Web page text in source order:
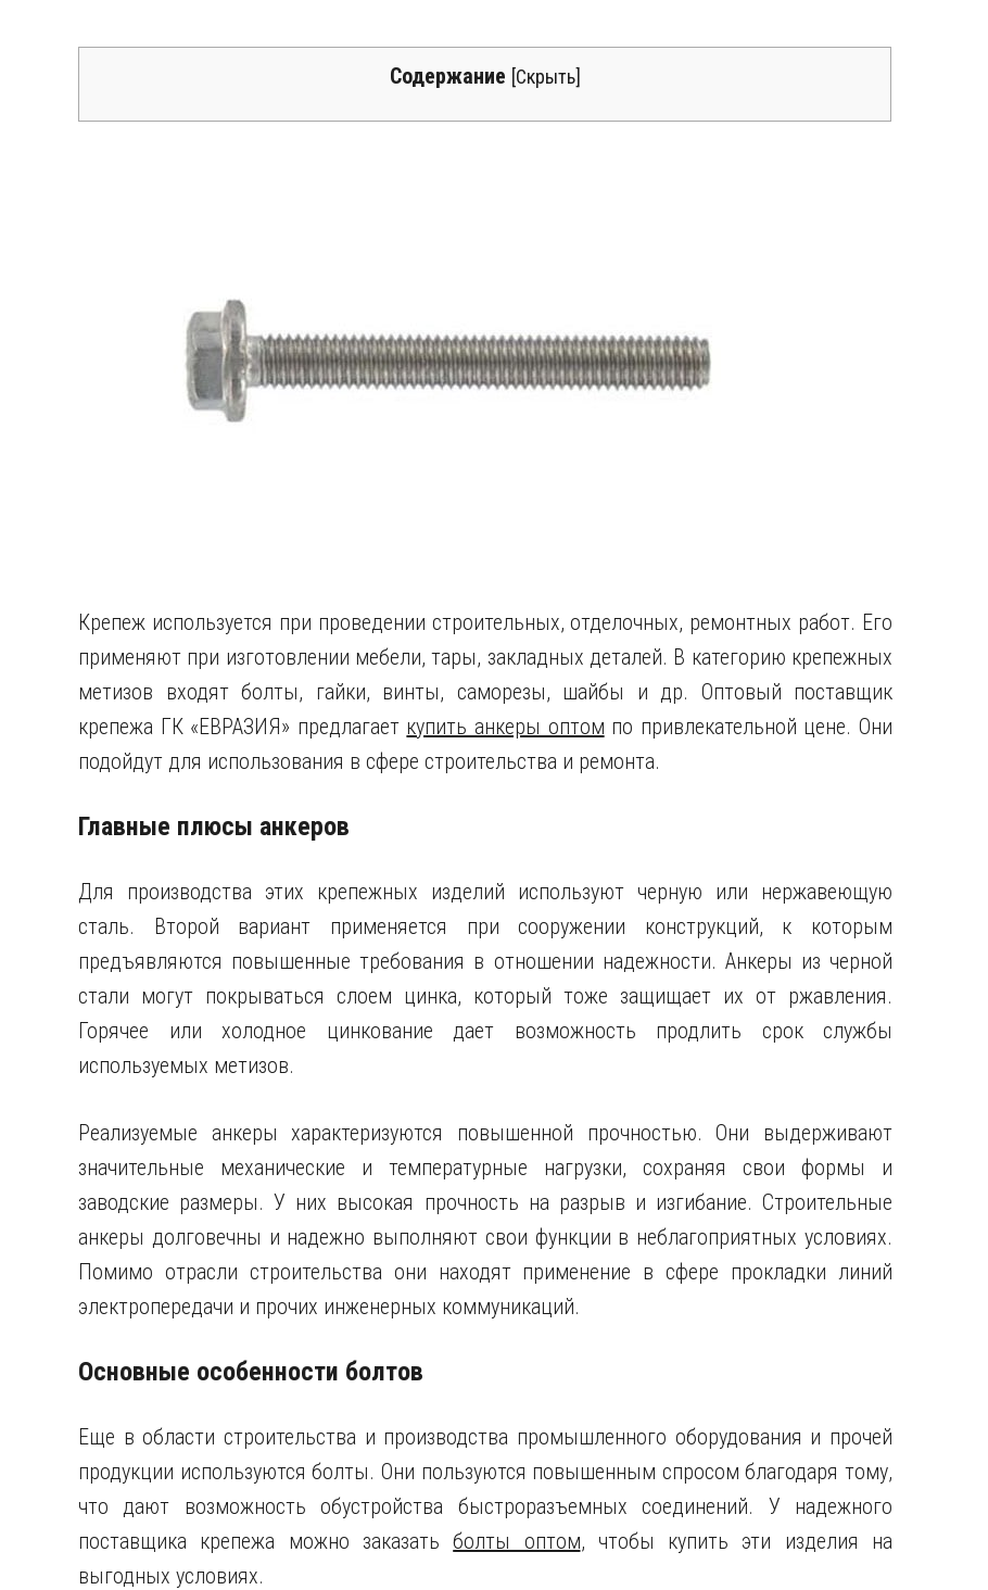
Содержание [Скрыть]
Крепеж используется при проведении строительных, отделочных, ремонтных работ. Его
применяют при изготовлении мебели, тары, закладных деталей. В категорию крепежных
метизов входят болты, гайки, винты, саморезы, шайбы и др. Оптовый поставщик
крепежа ГК «ЕВРАЗИЯ» предлагает купить анкеры оптом по привлекательной цене. Они
подойдут для использования в сфере строительства и ремонта.
Главные плюсы анкеров
Для производства этих крепежных изделий используют черную или нержавеющую
сталь. Второй вариант применяется при сооружении конструкций, к которым
предъявляются повышенные требования в отношении надежности. Анкеры из черной
стали могут покрываться слоем цинка, который тоже защищает их от ржавления.
Горячее или холодное цинкование дает возможность продлить срок службы
используемых метизов.
Реализуемые анкеры характеризуются повышенной прочностью. Они выдерживают
значительные механические и температурные нагрузки, сохраняя свои формы и
заводские размеры. У них высокая прочность на разрыв и изгибание. Строительные
анкеры долговечны и надежно выполняют свои функции в неблагоприятных условиях.
Помимо отрасли строительства они находят применение в сфере прокладки линий
электропередачи и прочих инженерных коммуникаций.
Основные особенности болтов
Еще в области строительства и производства промышленного оборудования и прочей
продукции используются болты. Они пользуются повышенным спросом благодаря тому,
что дают возможность обустройства быстроразъемных соединений. У надежного
поставщика крепежа можно заказатьболты оптом, чтобы купить эти изделия на
выгодных условиях.